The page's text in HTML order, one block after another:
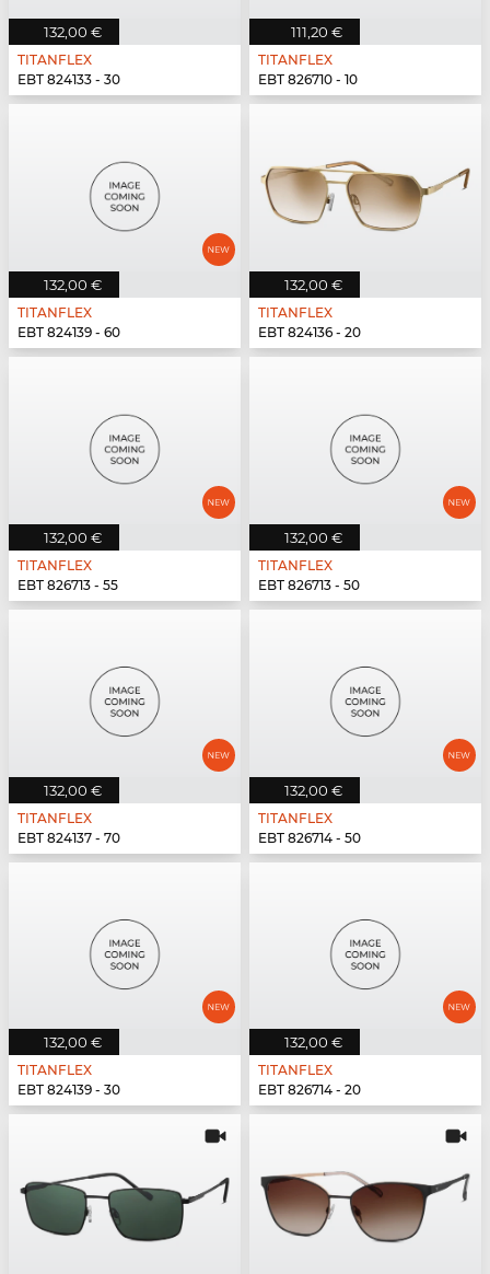
132,00 €
TITANFLEX
EBT 824133 - 30
111,20 €
TITANFLEX
EBT 826710 - 10
132,00 €
TITANFLEX
EBT 824139 - 60
132,00 €
TITANFLEX
EBT 824136 - 20
132,00 €
TITANFLEX
EBT 826713 - 55
132,00 €
TITANFLEX
EBT 826713 - 50
132,00 €
TITANFLEX
EBT 824137 - 70
132,00 €
TITANFLEX
EBT 826714 - 50
132,00 €
TITANFLEX
EBT 824139 - 30
132,00 €
TITANFLEX
EBT 826714 - 20